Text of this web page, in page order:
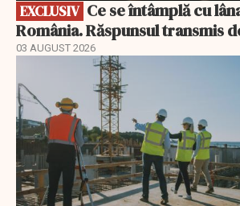
EXCLUSIV
România. Răspunsul transmis
03 AUGUST 2026